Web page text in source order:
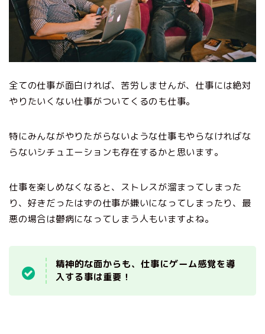
全ての仕事が面白ければ、苦労しませんが、仕事には絶対
やりたいくない仕事がついてくるのも仕事。
特にみんながやりたがらないような仕事もやらなければな
らないシチュエーションも存在するかと思います。
仕事を楽しめなくなると、ストレスが溜まってしまった
り、好きだったはずの仕事が嫌いになってしまったり、最
悪の場合は鬱病になってしまう人もいますよね。
精神的な面からも、仕事にゲーム感覚を導
入する事は重要！